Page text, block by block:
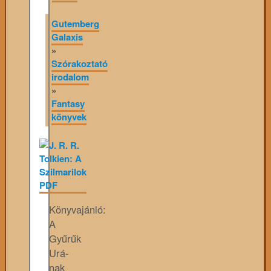
Gutemberg
Galaxis
»
Szórakoztató
irodalom
»
Fantasy
könyvek
Könyvajánló:
A
Gyűrűk
Urá-
nak